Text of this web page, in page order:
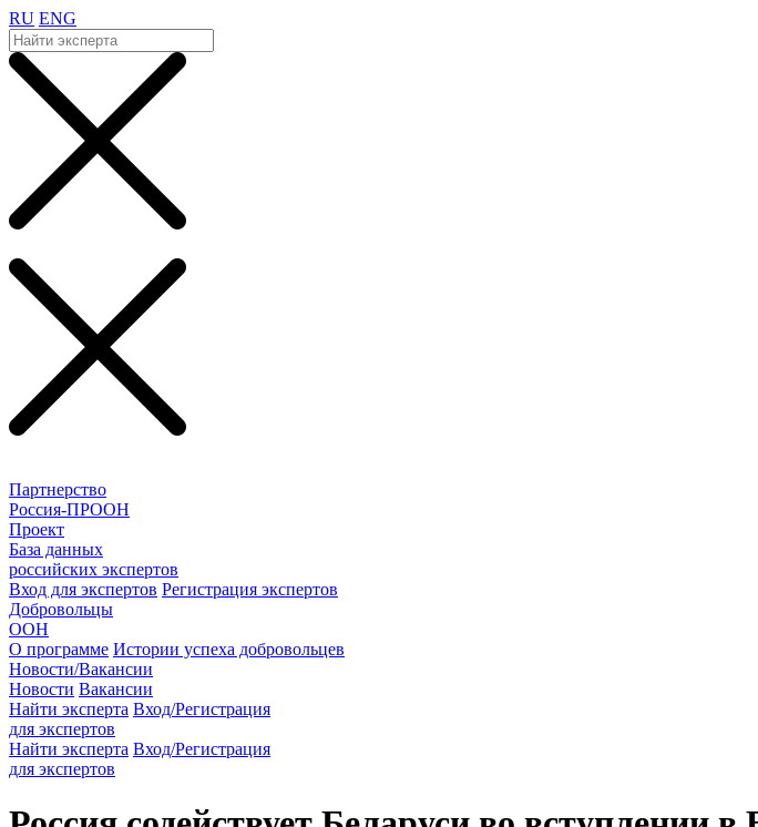
RU ENG
Партнерство
Россия-ПРООН
Проект
База данных
российских экспертов
Вход для экспертов Регистрация экспертов
Добровольцы
ООН
О программе Истории успеха добровольцев
Новости/Вакансии
Новости Вакансии
Найти эксперта Вход/Регистрация
для экспертов
Найти эксперта Вход/Регистрация
для экспертов